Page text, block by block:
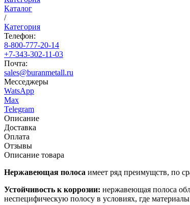
Каталог
/
Категория
Телефон:
8-800-777-20-14
+7-343-302-11-03
Почта:
sales@buranmetall.ru
Месседжеры
WatsApp
Max
Telegram
Описание
Доставка
Оплата
Отзывы
Описание товара
Нержавеющая полоса имеет ряд преимущств, по
Устойчивость к коррозии: нержавеющая полоса
неспецифическую полосу в условиях, где